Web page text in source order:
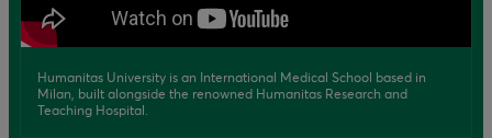
Humanitas University is an International Medical School based in
Milan, built alongside the renowned Humanitas Research and
Teaching Hospital.